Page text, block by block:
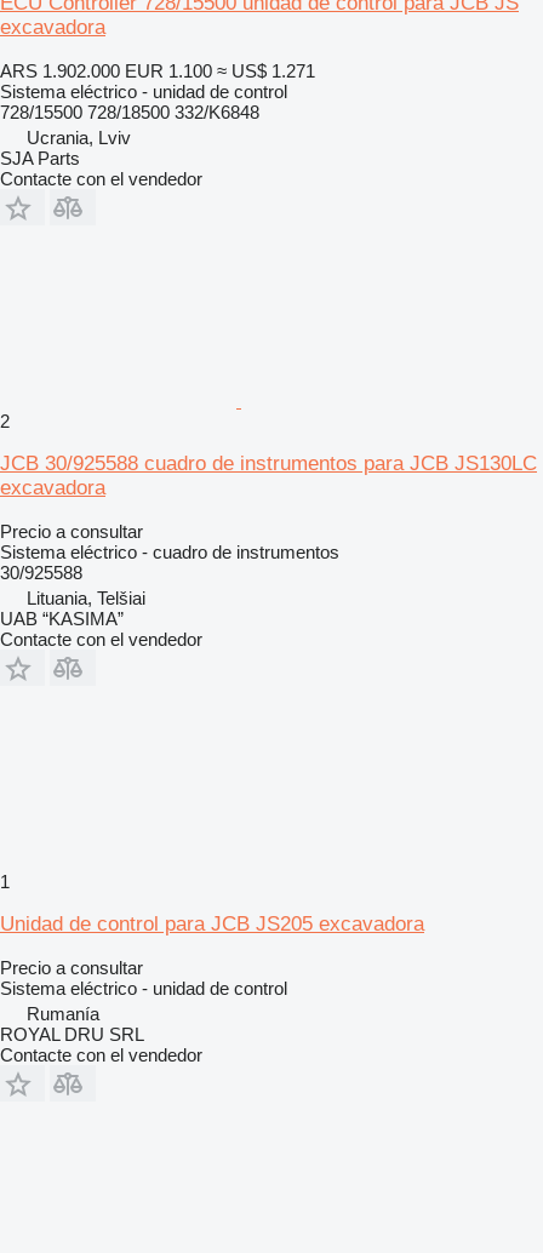
excavadora
ARS 1.902.000 EUR 1.100 ≈ US$ 1.271
Sistema eléctrico - unidad de control
728/15500 728/18500 332/K6848
Ucrania, Lviv
SJA Parts
Contacte con el vendedor
2
JCB 30/925588 cuadro de instrumentos para JCB JS130LC
excavadora
Precio a consultar
Sistema eléctrico - cuadro de instrumentos
30/925588
Lituania, Telšiai
UAB “KASIMA”
Contacte con el vendedor
1
Unidad de control para JCB JS205 excavadora
Precio a consultar
Sistema eléctrico - unidad de control
Rumanía
ROYAL DRU SRL
Contacte con el vendedor